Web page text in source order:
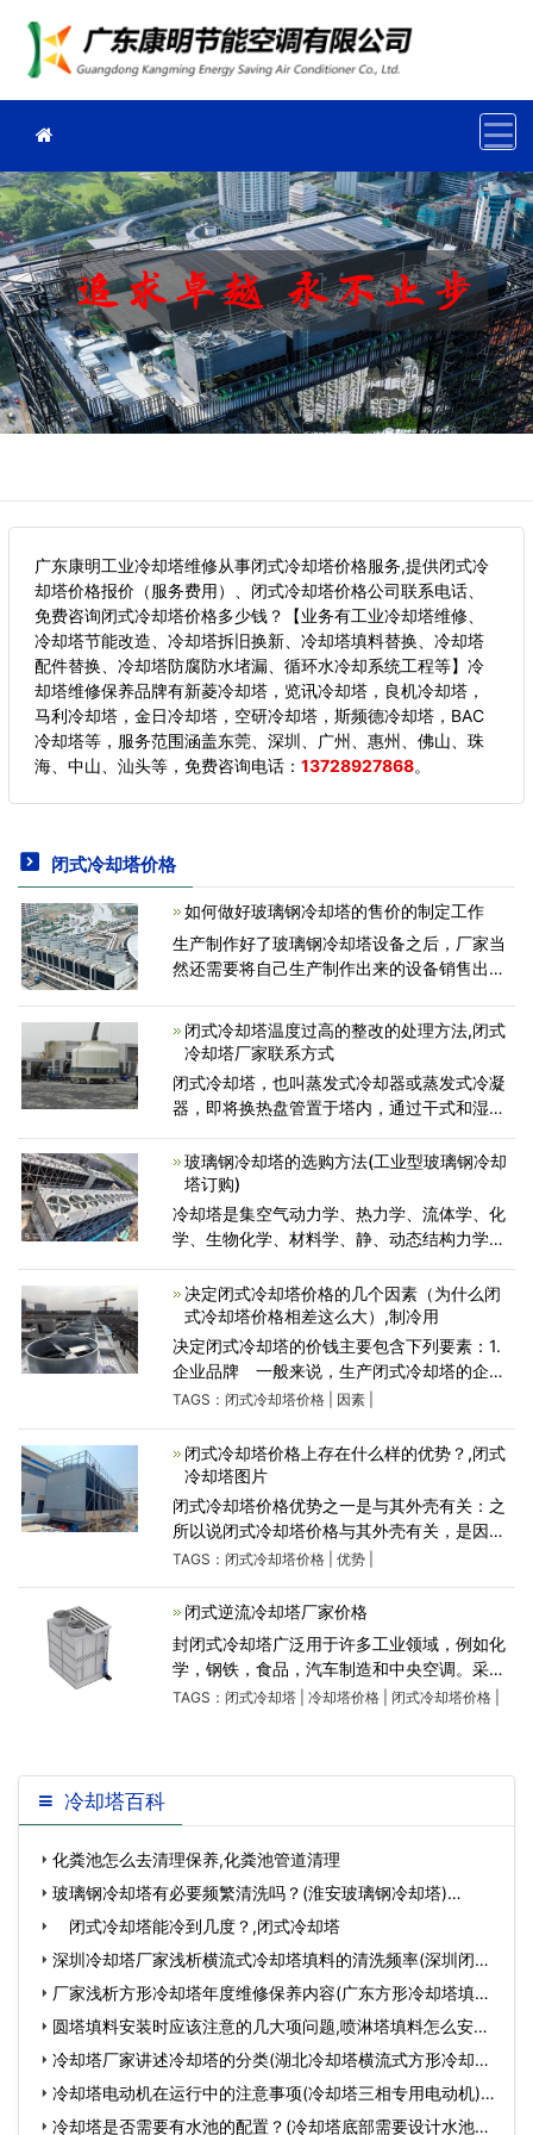
广东康明工业冷却塔维修从事闭式冷却塔价格服务,提供闭式冷
却塔价格报价（服务费用）、闭式冷却塔价格公司联系电话、
免费咨询闭式冷却塔价格多少钱？【业务有工业冷却塔维修、
冷却塔节能改造、冷却塔拆旧换新、冷却塔填料替换、冷却塔
配件替换、冷却塔防腐防水堵漏、循环水冷却系统工程等】冷
却塔维修保养品牌有新菱冷却塔，览讯冷却塔，良机冷却塔，
马利冷却塔，金日冷却塔，空研冷却塔，斯频德冷却塔，BAC
冷却塔等，服务范围涵盖东莞、深圳、广州、惠州、佛山、珠
海、中山、汕头等， 免费咨询电话： 13728927868。
闭式冷却塔价格
如何做好玻璃钢冷却塔的售价的制定工作
生产制作好了玻璃钢冷却塔设备之后，厂家当
然还需要将自己生产制作出来的设备销售出去
么厂家也就能够拥有更多的经济收入了。厂家
的经济收入拥有
闭式冷却塔温度过高的整改的处理方法,闭式
冷却塔厂家联系方式
闭式冷却塔，也叫蒸发式冷却器或蒸发式冷凝
器，即将换热盘管置于塔内，通过干式和湿式
式循环，其能保证循环介质不受污染，很好的
保护了主设备的高效运
玻璃钢冷却塔的选购方法(工业型玻璃钢冷却
塔订购)
冷却塔是集空气动力学、热力学、流体学、化
学、生物化学、材料学、静、动态结构力学，
加工技术等多种学科为一体的综合产物。水质
为多变量的函数，冷却更是多因素，多变量与
多效应综合的过程
决定闭式冷却塔价格的几个因素（为什么闭
式冷却塔价格相差这么大）,制冷用
决定闭式冷却塔的价钱主要包含下列要素：1.
企业品牌 一般来说，生产闭式冷却塔的企业
知名度较高，价钱也较高。2.运用零件在制造
观的关系，高品质有保
TAGS： 闭式冷却塔价格| 因素|
闭式冷却塔价格上存在什么样的优势？,闭式
冷却塔图片
闭式冷却塔价格优势之一是与其外壳有关：之
所以说闭式冷却塔价格与其外壳有关，是因为
此冷却塔在多数情况下多采用镀铝锌板或者是
塔大多数情况下所
TAGS： 闭式冷却塔价格| 优势|
闭式逆流冷却塔厂家价格
封闭式冷却塔广泛用于许多工业领域，例如化
学，钢铁，食品，汽车制造和中央空调。采用
间接接触式冷却方法。循环的液体介质在盘管
TAGS： 闭式冷却塔| 冷却塔价格| 闭式冷却塔价格|
冷却塔百科
化粪池怎么去清理保养,化粪池管道清理
玻璃钢冷却塔有必要频繁清洗吗？(淮安玻璃钢冷却塔)…
闭式冷却塔能冷到几度？,闭式冷却塔
深圳冷却塔厂家浅析横流式冷却塔填料的清洗频率(深圳闭式
冷却塔填料)…
厂家浅析方形冷却塔年度维修保养内容(广东方形冷却塔填料
更换维修)…
圆塔填料安装时应该注意的几大项问题,喷淋塔填料怎么安装
的…冷却塔厂家讲述冷却塔的分类(湖北冷却塔横流式方形冷却塔)
… 冷却塔电动机在运行中的注意事项(冷却塔三相专用电动机)…
冷却塔是否需要有水池的配置？(冷却塔底部需要设计水池吗)